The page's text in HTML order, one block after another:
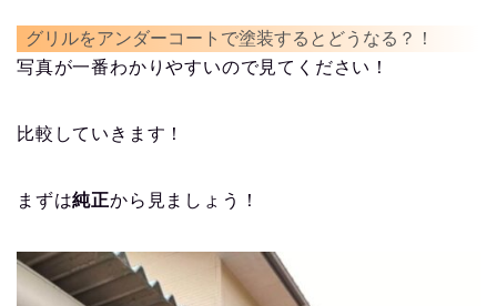
グリルをアンダーコートで塗装するとどうなる？！
写真が一番わかりやすいので見てください！
比較していきます！
まずは純正から見ましょう！